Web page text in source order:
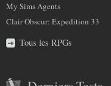
My Sims Agents
Clair Obscur: Expedition 33
Tous les RPGs